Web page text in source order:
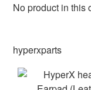
No product in this
hyperxparts